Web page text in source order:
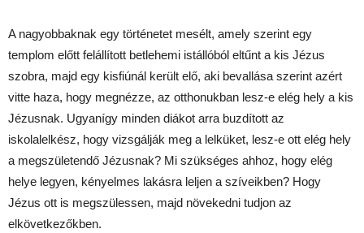
A nagyobbaknak egy történetet mesélt, amely szerint egy
templom előtt felállított betlehemi istállóból eltűnt a kis Jézus
szobra, majd egy kisfiúnál került elő, aki bevallása szerint azért
vitte haza, hogy megnézze, az otthonukban lesz-e elég hely a kis
Jézusnak. Ugyanígy minden diákot arra buzdított az
iskolalelkész, hogy vizsgálják meg a lelküket, lesz-e ott elég hely
a megszületendő Jézusnak? Mi szükséges ahhoz, hogy elég
helye legyen, kényelmes lakásra leljen a szíveikben? Hogy
Jézus ott is megszülessen, majd növekedni tudjon az
elkövetkezőkben.